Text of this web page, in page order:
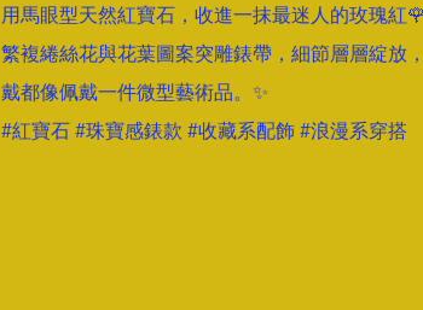
用馬眼型天然紅寶石，收進一抹最迷人的玫瑰紅🌹
繁複綣絲花與花葉圖案突雕錶帶，細節層層綻放
戴都像佩戴一件微型藝術品。✨
#紅寶石 #珠寶感錶款 #收藏系配飾 #浪漫系穿搭